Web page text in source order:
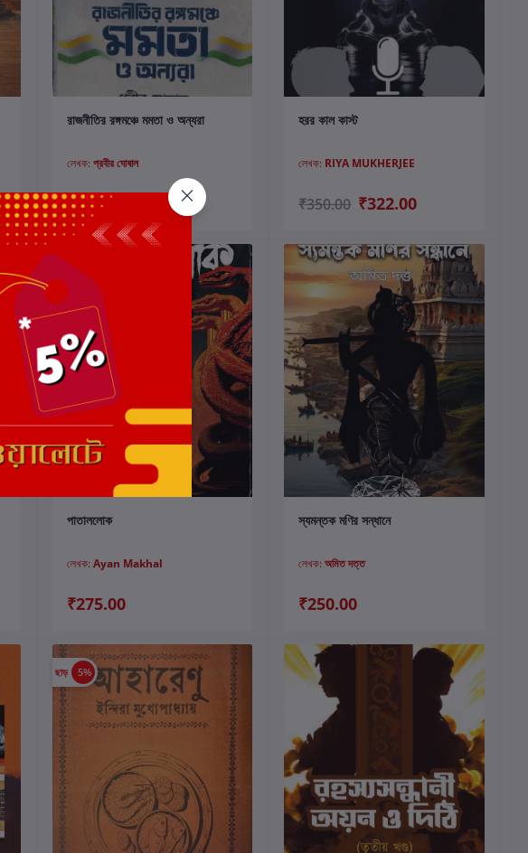
কার্টে যোগ করুন
রাজনীতির রঙ্গমঞ্চে মমতা ও অন্যরা
লেখক: প্রবীর ঘোষাল
₹500.00 ₹470.00
কার্টে যোগ করুন
হরর কাল কাস্ট
লেখক: RIYA MUKHERJEE
₹350.00 ₹322.00
পাতাললোক
লেখক: Ayan Makhal
₹275.00
কার্টে যোগ করুন
স্যমন্তক মণির সন্ধানে
লেখক:অমিত দত্ত
₹250.00
ছাড় 5%